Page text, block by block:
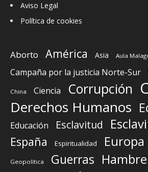
Aviso Legal
Política de cookies
Aborto América Asia Aula
Campaña por la justicia Norte-Sur
China Ciencia Corrupción
Derechos Humanos
Educación Esclavitud
España Espiritualidad Europa
Geopolítica Guerras Hambre